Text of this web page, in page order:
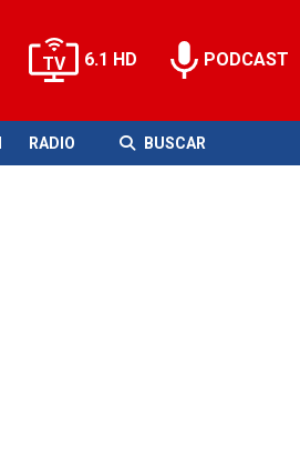
6.1 HD PODCAST
RADIO BUSCAR